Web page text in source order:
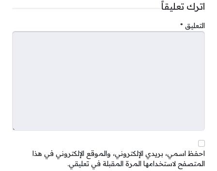
اترك تعليقاً
التعليق *
احفظ اسمي، بريدي الإلكتروني، والموقع الإلكتروني في هذا
المتصفح لاستخدامها المرة المقبلة في تعليقي.